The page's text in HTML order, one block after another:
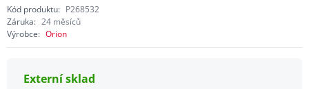
Kód produktu: P268532
Záruka: 24 měsíců
Výrobce: Orion
Externí sklad